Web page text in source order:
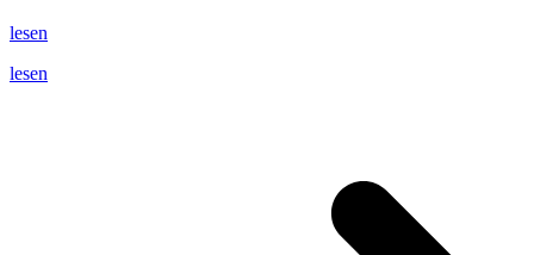
lesen
lesen